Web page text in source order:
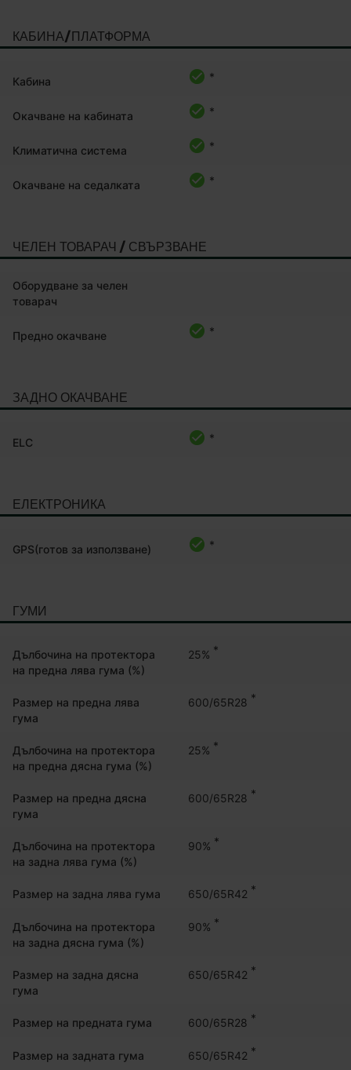
КАБИНА/ПЛАТФОРМА
Кабина *
Окачване на кабината *
Климатична система *
Окачване на седалката *
ЧЕЛЕН ТОВАРАЧ / СВЪРЗВАНЕ
Оборудване за челен
товарач
Предно окачване *
ЗАДНО ОКАЧВАНЕ
ELC *
ЕЛЕКТРОНИКА
GPS(готов за използване) *
ГУМИ
Дълбочина на протектора
на предна лява гума (%)
25% *
Размер на предна лява
гума
600/65R28 *
Дълбочина на протектора
на предна дясна гума (%)
25% *
Размер на предна дясна
гума
600/65R28 *
Дълбочина на протектора
на задна лява гума (%)
90% *
Размер на задна лява гума 650/65R42 *
Дълбочина на протектора
на задна дясна гума (%)
90% *
Размер на задна дясна
гума
650/65R42 *
Размер на предната гума 600/65R28 *
Размер на задната гума 650/65R42 *